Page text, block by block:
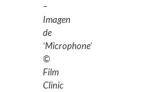
–
Imagen
de
‘Microphone’
©
Film
Clinic